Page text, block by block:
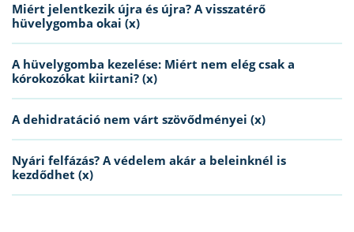
Miért jelentkezik újra és újra? A visszatérő
hüvelygomba okai (x)
A hüvelygomba kezelése: Miért nem elég csak a
kórokozókat kiirtani? (x)
A dehidratáció nem várt szövődményei (x)
Nyári felfázás? A védelem akár a beleinknél is
kezdődhet (x)